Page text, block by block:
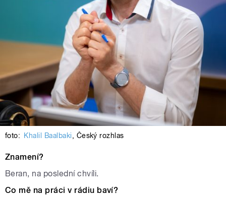
foto: Khalil Baalbaki, Český rozhlas
Znamení?
Beran, na poslední chvíli.
Co mě na práci v rádiu baví?